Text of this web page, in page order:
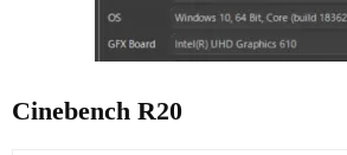
Cinebench R20